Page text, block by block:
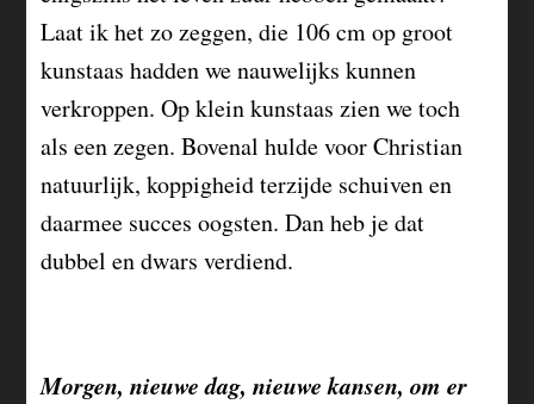
Laat ik het zo zeggen, die 106 cm op groot
kunstaas hadden we nauwelijks kunnen
verkroppen. Op klein kunstaas zien we toch
als een zegen. Bovenal hulde voor Christian
natuurlijk, koppigheid terzijde schuiven en
daarmee succes oogsten. Dan heb je dat
dubbel en dwars verdiend.
Morgen, nieuwe dag, nieuwe kansen, om er